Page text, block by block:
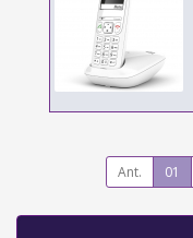
Ant. 01